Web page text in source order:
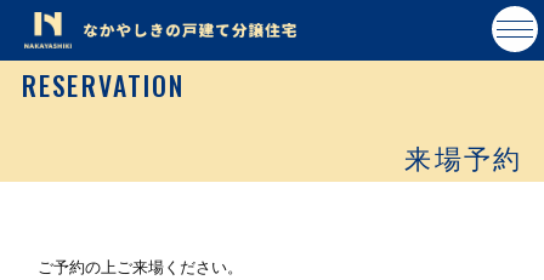
RESERVATION
来場予約
ご予約の上ご来場ください。